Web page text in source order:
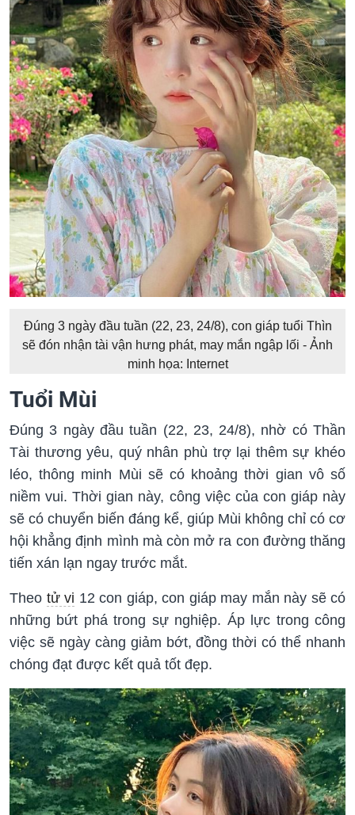
Đúng 3 ngày đầu tuần (22, 23, 24/8), con giáp tuổi Thìn
sẽ đón nhận tài vận hưng phát, may mắn ngập lối - Ảnh
minh họa: Internet
Tuổi Mùi
Đúng 3 ngày đầu tuần (22, 23, 24/8), nhờ có Thần
Tài thương yêu, quý nhân phù trợ lại thêm sự khéo
léo, thông minh Mùi sẽ có khoảng thời gian vô số
niềm vui. Thời gian này, công việc của con giáp này
sẽ có chuyển biến đáng kể, giúp Mùi không chỉ có cơ
hội khẳng định mình mà còn mở ra con đường thăng
tiến xán lạn ngay trước mắt.
Theo tử vi 12 con giáp, con giáp may mắn này sẽ có
những bứt phá trong sự nghiệp. Áp lực trong công
việc sẽ ngày càng giảm bớt, đồng thời có thể nhanh
chóng đạt được kết quả tốt đẹp.